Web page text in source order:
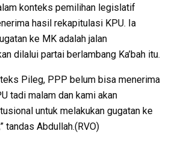
konteks pemilihan legislatif
hasil rekapitulasi KPU. Ia
ke MK adalah jalan
dilalui partai berlambang Ka’bah itu.
Pileg, PPP belum bisa menerima
tadi malam dan kami akan
untuk melakukan gugatan ke
tandas Abdullah.(RVO)